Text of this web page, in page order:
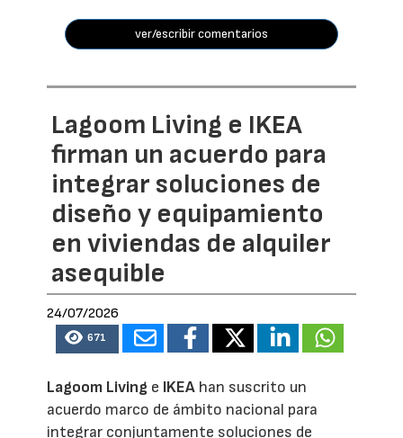
ver/escribir comentarios
Lagoom Living e IKEA
firman un acuerdo para
integrar soluciones de
diseño y equipamiento
en viviendas de alquiler
asequible
24/07/2026
671
Lagoom Living e IKEA han suscrito un
acuerdo marco de ámbito nacional para
integrar conjuntamente soluciones de